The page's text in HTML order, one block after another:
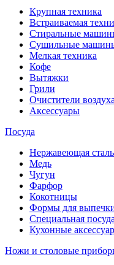
Крупная техника
Встраиваемая
Стиральные
Сушильные
Мелкая техника
Кофе
Вытяжки
Грили
Очистители воздуха
Аксессуары
Посуда
Нержавеющая сталь
Медь
Чугун
Фарфор
Кокотницы
Формы для
Специальная посуда
Кухонные
Ножи и столовые